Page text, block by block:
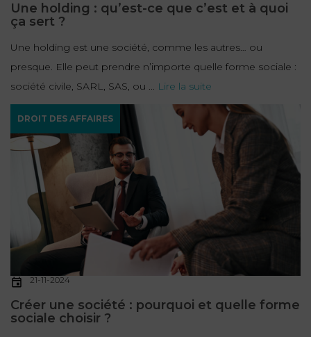
Une holding : qu’est-ce que c’est et à quoi
ça sert ?
Une holding est une société, comme les autres… ou
presque. Elle peut prendre n’importe quelle forme sociale :
société civile, SARL, SAS, ou ... Lire la suite
DROIT DES AFFAIRES
21-11-2024
Créer une société : pourquoi et quelle forme
sociale choisir ?